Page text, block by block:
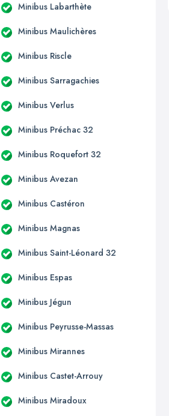
Minibus Labarthète
Minibus Maulichères
Minibus Riscle
Minibus Sarragachies
Minibus Verlus
Minibus Préchac 32
Minibus Roquefort 32
Minibus Avezan
Minibus Castéron
Minibus Magnas
Minibus Saint-Léonard 32
Minibus Espas
Minibus Jégun
Minibus Peyrusse-Massas
Minibus Mirannes
Minibus Castet-Arrouy
Minibus Miradoux